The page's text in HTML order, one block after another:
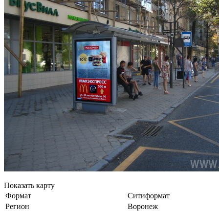
Показать карту
Формат
Ситиформат
Регион
Воронеж